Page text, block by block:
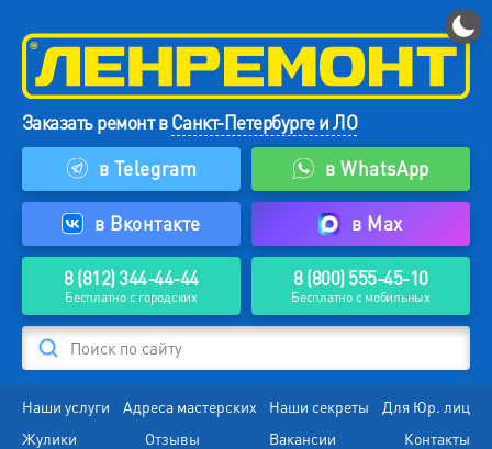
Заказать ремонт вСанкт-Петербурге и ЛО
в Telegram
в WhatsApp
в Вконтакте в Max
8 (812) 344-44-44
Бесплатно с городских
8 (800) 555-45-10
Бесплатно с мобильных
Поиск по сайту
Наши услуги Адреса мастерских Наши секреты
Для Юр. лиц
Жулики
Отзывы Вакансии
Контакты